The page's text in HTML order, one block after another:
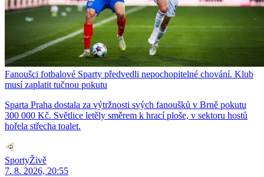
Fanoušci fotbalové Sparty předvedli nepochopitelné chování. Klub
musí zaplatit tučnou pokutu
Sparta Praha dostala za výtržnosti svých fanoušků v Brně pokutu
300 000 Kč. Světlice letěly směrem k hrací ploše, v sektoru hostů
hořela střecha toalet.
SportyŽivě
7. 8. 2026, 20:55